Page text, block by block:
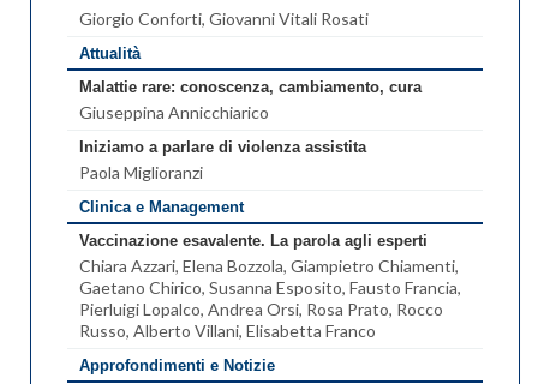
Giorgio Conforti, Giovanni Vitali Rosati
Attualità
Malattie rare: conoscenza, cambiamento, cura
Giuseppina Annicchiarico
Iniziamo a parlare di violenza assistita
Paola Miglioranzi
Clinica e Management
Vaccinazione esavalente. La parola agli esperti
Chiara Azzari, Elena Bozzola, Giampietro Chiamenti,
Gaetano Chirico, Susanna Esposito, Fausto Francia,
Pierluigi Lopalco, Andrea Orsi, Rosa Prato, Rocco
Russo, Alberto Villani, Elisabetta Franco
Approfondimenti e Notizie